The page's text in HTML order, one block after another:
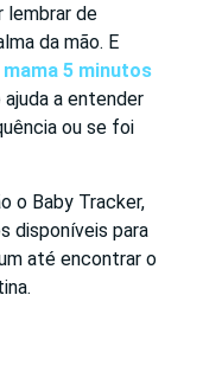
lembrar de
da mão. E
mama 5 minutos
a entender
ou se foi
o Baby Tracker,
disponíveis para
até encontrar o